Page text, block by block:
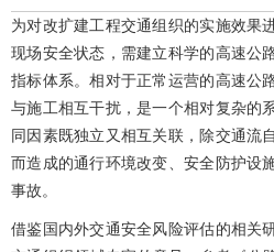
为对改扩建工程交通组织的实施效果
现场安全状态，需建立科学的高速公
指标体系。相对于正常运营的高速公
与施工相互干扰，是一个相对复杂的
同因素既独立又相互关联，除交通流
而造成的通行环境改变、安全防护设
事故。
借鉴国内外交通安全风险评估的相关